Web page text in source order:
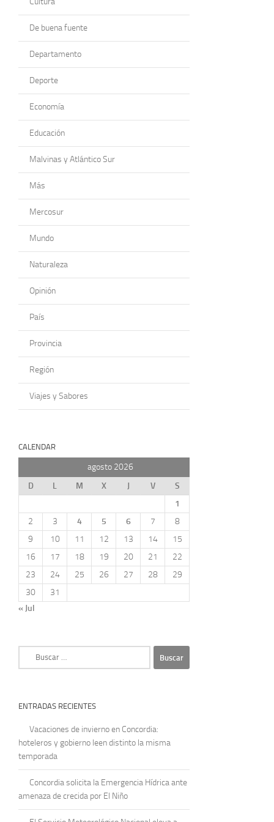
De buena fuente
Departamento
Deporte
Economía
Educación
Malvinas y Atlántico Sur
Más
Mercosur
Mundo
Naturaleza
Opinión
País
Provincia
Región
Viajes y Sabores
CALENDAR
agosto 2026
D
L M X J V
S
1
2
3 4 5 6 7
8
9
10 11 12 13 14
15
16
17 18 19 20 21
22
23
24 25 26 27 28
29
30
31
« Jul
ENTRADAS RECIENTES
Vacaciones de invierno en Concordia:
hoteleros y gobierno leen distinto la misma
temporada
Concordia solicita la Emergencia Hídrica ante
amenaza de crecida por El Niño